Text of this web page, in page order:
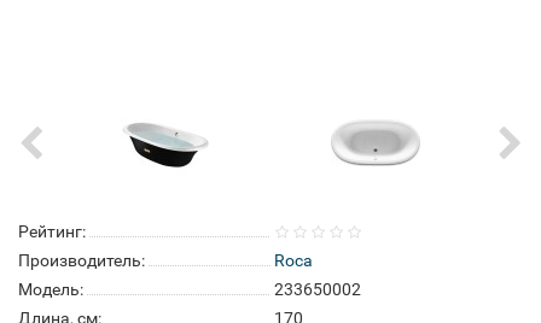
Рейтинг:
Производитель:
Roca
Модель:
233650002
Длина, см:
170